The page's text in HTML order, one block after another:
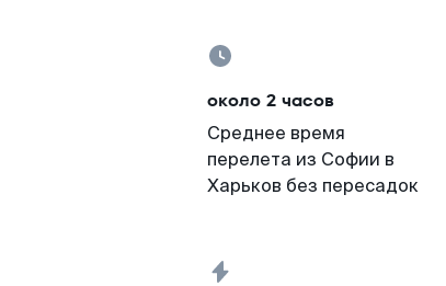
около 2 часов
Среднее время
перелета из Софии в
Харьков без пересадок